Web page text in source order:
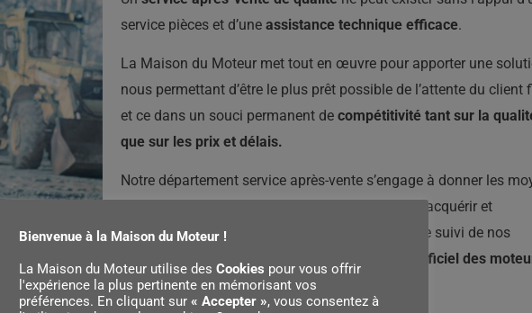
service pièces et d’une assistance technique efficace.
La Maison du Moteur met tout en œuvre pour apporter une
nous permettant d’être le plus prêt possible de l’attente du client
et ce dans un souci permanent de compétitivité tant sur la
que sur les prix et délais.
Notre département service après-vente s’engage à donner les
à notre réseau de distributeurs et à nos clients d’acquérir et
d’actualiser en permanence la connaissance et le suivi de nos
produits.
La Maison du Moteur est revendeur officiel des
stationnaires Honda.
Bienvenue à la Maison du Moteur !
La Maison du Moteur utilise des Cookies pour vous offrir
l'expérience la plus pertinente en mémorisant vos
préférences. En cliquant sur « Accepter », vous consentez à